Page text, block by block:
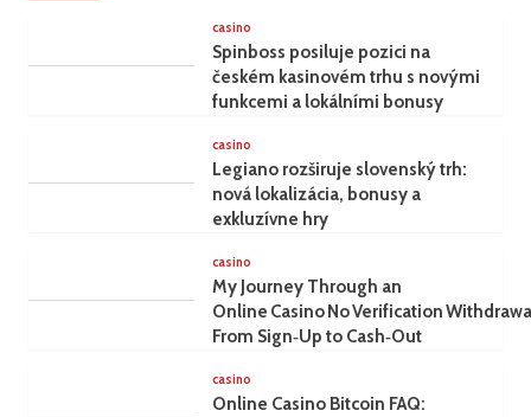
casino
Spinboss posiluje pozici na
českém kasinovém trhu s novými
funkcemi a lokálními bonusy
casino
Legiano rozširuje slovenský trh:
nová lokalizácia, bonusy a
exkluzívne hry
casino
My Journey Through an
Online Casino No Verification
From Sign‑Up to Cash‑Out
casino
Online Casino Bitcoin FAQ: